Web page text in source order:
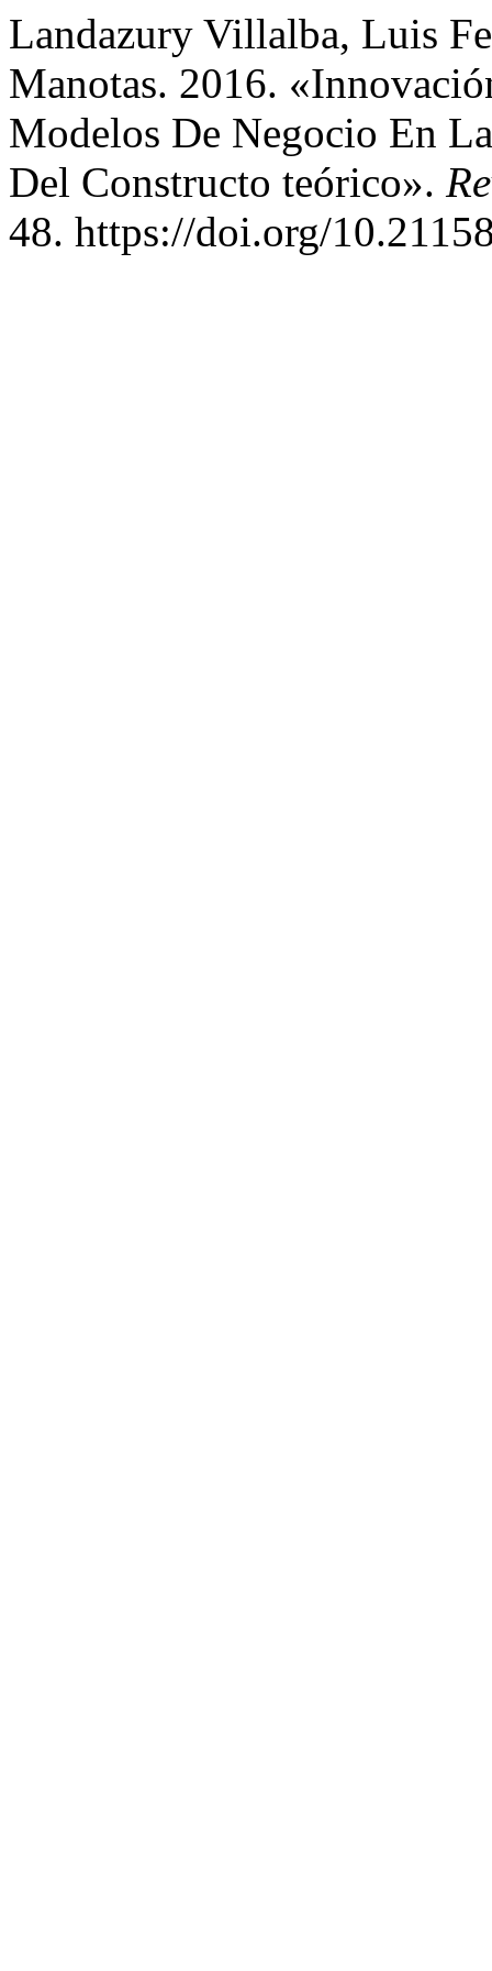
Landazury Villalba, Luis
Manotas. 2016.
Modelos De Negocio En
Del Constructo teórico».
48. https://doi.org/